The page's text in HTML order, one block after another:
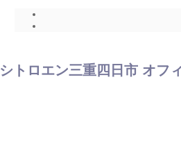
シトロエン三重四日市 オフ